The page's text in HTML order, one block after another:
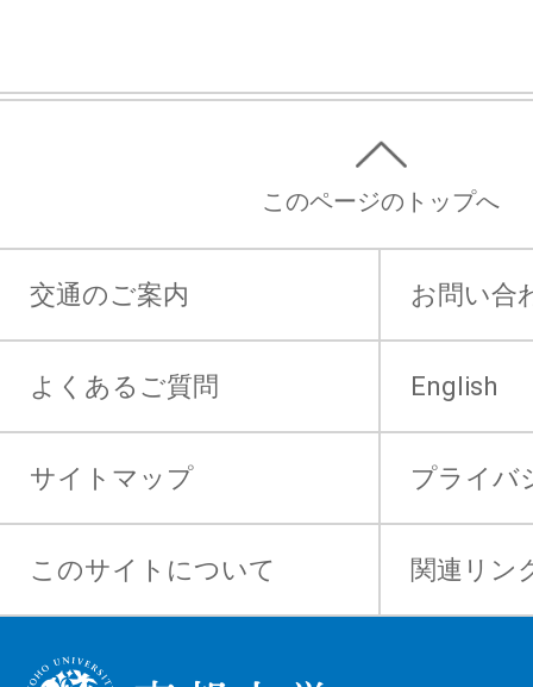
このページのトップへ
交通のご案内 お問い合
よくあるご質問 English
サイトマップ プライバ
このサイトについて 関連リン